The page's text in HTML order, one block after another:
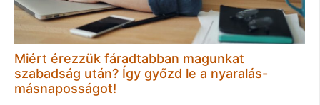
Miért érezzük fáradtabban magunkat
szabadság után? Így győzd le a nyaralás-
másnaposságot!